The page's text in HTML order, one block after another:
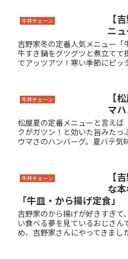
牛丼チェーン
【
ニ
吉野家冬の定番人気メニュー「
牛すき鍋をグツグツと煮立てて
でアッツアツ！寒い季節にピッ
牛丼チェーン
【
マハ
松屋夏の定番メニューと言えば
クがガツン！と効いた旨みたっ
ウマさのハンバーグ。夏バテ気
牛丼チェーン
【
な
「牛皿・から揚げ定食」
吉野家のから揚げが好きすぎて
い食べる夢を見ているおじさん
め、吉野家さんにやってきました